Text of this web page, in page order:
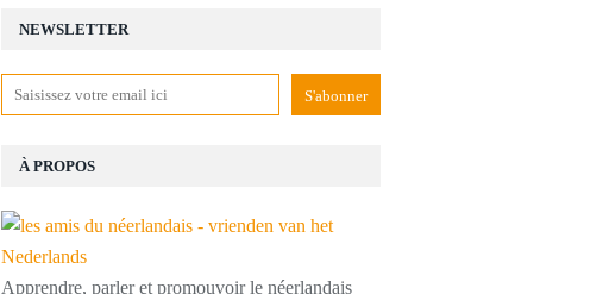
NEWSLETTER
À PROPOS
Apprendre, parler et promouvoir le néerlandais